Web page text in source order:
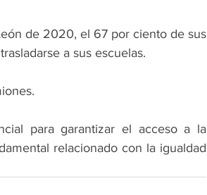
de 2020, el 67 por ciento de sus
a sus escuelas.
para garantizar el acceso a la
relacionado con la igualdad